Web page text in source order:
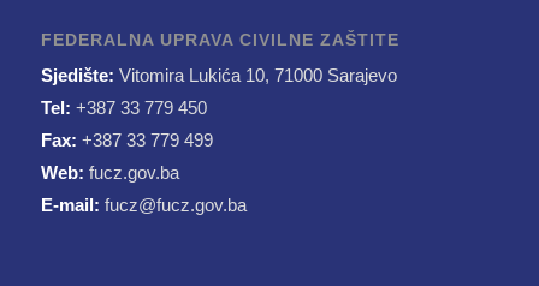
FEDERALNA UPRAVA CIVILNE ZAŠTITE
Sjedište: Vitomira Lukića 10, 71000 Sarajevo
Tel: +387 33 779 450
Fax: +387 33 779 499
Web: fucz.gov.ba
E-mail: fucz@fucz.gov.ba